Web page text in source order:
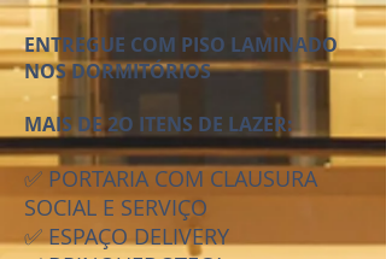
ENTREGUE COM PISO LAMINADO
NOS DORMITÓRIOS
MAIS DE 2O ITENS DE LAZER:
✅ PORTARIA COM CLAUSURA
SOCIAL E SERVIÇO
✅ ESPAÇO DELIVERY